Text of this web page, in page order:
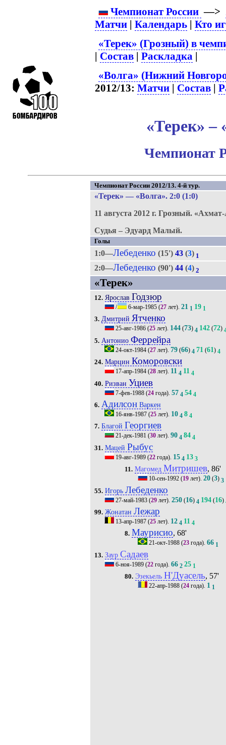
Чемпионат России —>
Матчи |Календарь |Кто
«Терек» (Грозный) в
| Состав |Раскладка |
«Волга» (Нижний
2012/13:Матчи | Состав |
«Терек» –
Чемпионат
Чемпионат России 2012/13. 4-й тур.
«Терек» — «Волга». 2:0 (1:0)
11 августа 2012 г. Грозный.
Судья – Эдуард Малый.
Голы
1:0—Лебеденко (15') 43(3) 1
2:0—Лебеденко (90') 44(4) 2
«Терек»
12. Ярослав Годзюр
/ 6-мар-1985(27лет). 21 1 19 1
3. Дмитрий Ятченко
25-авг-1986(25лет). 144(73) 4 142(72)
5. Антонио Феррейра
24-окт-1984(27лет). 79(66) 4 71 (61) 4
24. Марцин Коморовски
17-апр-1984(28лет). 11 4 11 4
40. Ризван Уциев
7-фев-1988(24года). 57 4 54 4
6. АдилсонВаркен
16-янв-1987(25лет). 10 4 8 4
7. Благой Георгиев
21-дек-1981 (30лет). 90 4 84 4
31. Мацей Рыбус
19-авг-1989(22года). 15 4 13 3
11. Магомед Митришев, 86'
10-сен-1992 (19 лет).20 (3) 3
55. Игорь Лебеденко
27-май-1983(29лет). 250(16) 4 194(16)
99. Жонатан Лежар
13-апр-1987(25лет). 12 4 11 4
8. Маурисио, 68'
21-окт-1988 (23 года).66 1
13. Заур Садаев
6-ноя-1989(22года). 66 2 25 1
80. Эзекьель Н'Дуасель, 57'
22-апр-1988 (24 года). 1 1